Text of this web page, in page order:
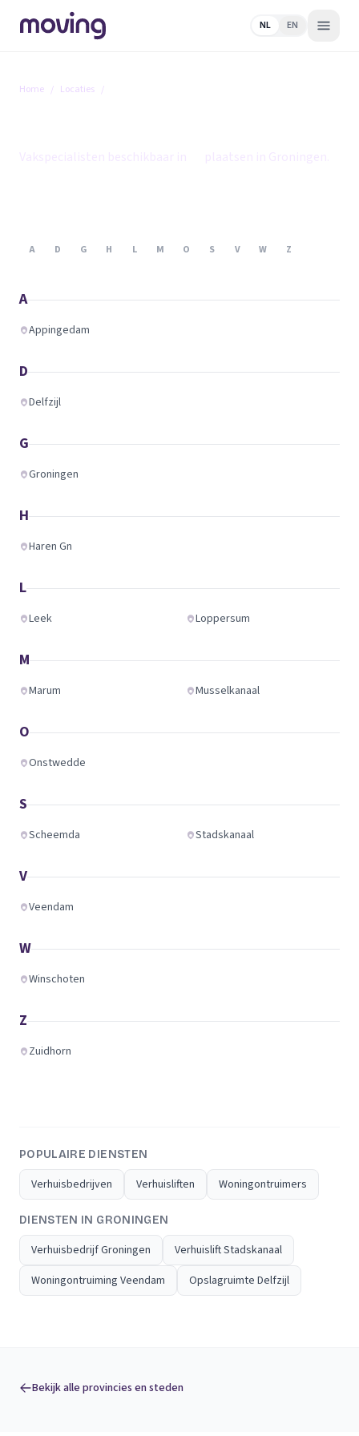
NL EN
Home / Locaties /
A D G H L M O S V W Z
A
Appingedam
D
Delfzijl
G
Groningen
H
Haren Gn
L
Leek Loppersum
M
Marum Musselkanaal
O
Onstwedde
S
Scheemda Stadskanaal
V
Veendam
W
Winschoten
Z
Zuidhorn
POPULAIRE DIENSTEN
Verhuisbedrijven Verhuisliften Woningontruimers
DIENSTEN IN GRONINGEN
Verhuisbedrijf Groningen
Verhuislift Stadskanaal
Woningontruiming Veendam
Opslagruimte Delfzijl
Bekijk alle provincies en steden